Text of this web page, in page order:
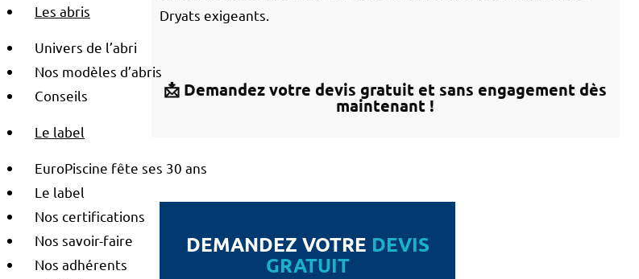
Les abris
Univers de l’abri
Nos modèles d’abris
Conseils
Le label
EuroPiscine fête ses 30 ans
Le label
Nos certifications
Nos savoir-faire
Nos adhérents
Dryats exigeants.
📩 Demandez votre devis gratuit et sans engagement dès
maintenant !
DEMANDEZ VOTRE DEVIS
GRATUIT